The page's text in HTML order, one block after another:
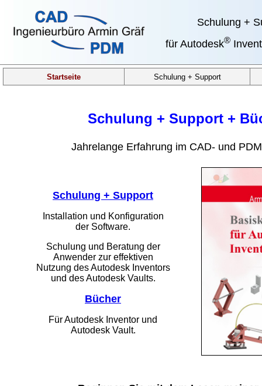
Schulung +
für Autodesk®
Startseite Schulung + Support
Schulung + Support +
Jahrelange Erfahrung im CAD- und
Schulung + Support
Installation und Konfiguration
der Software.
Schulung und Beratung der
Anwender zur effektiven
Nutzung des Autodesk Inventors
und des Autodesk Vaults.
Bücher
Für Autodesk Inventor und
Autodesk Vault.